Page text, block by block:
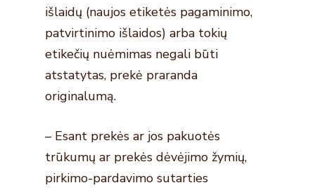
išlaidų (naujos etiketės pagaminimo,
patvirtinimo išlaidos) arba tokių
etikečių nuėmimas negali būti
atstatytas, prekė praranda
originalumą.
– Esant prekės ar jos pakuotės
trūkumų ar prekės dėvėjimo žymių,
pirkimo-pardavimo sutarties